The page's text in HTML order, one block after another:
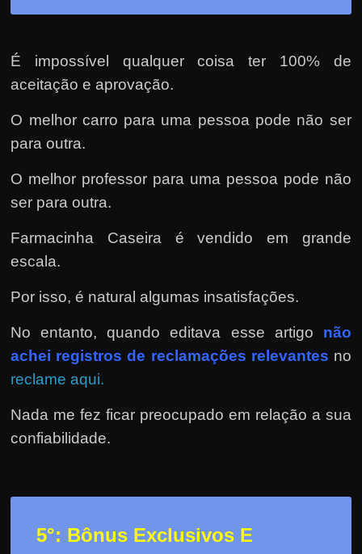
É impossível qualquer coisa ter 100% de
aceitação e aprovação.
O melhor carro para uma pessoa pode não ser
para outra.
O melhor professor para uma pessoa pode não
ser para outra.
Farmacinha Caseira é vendido em grande
escala.
Por isso, é natural algumas insatisfações.
No entanto, quando editava esse artigo não
achei registros de reclamações relevantes no
reclame aqui.
Nada me fez ficar preocupado em relação a sua
confiabilidade.
5°: Bônus Exclusivos E